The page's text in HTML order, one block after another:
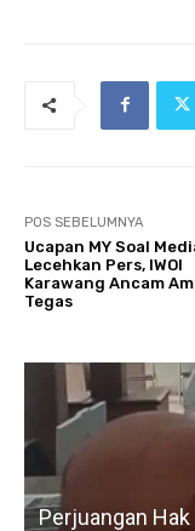
POS SEBELUMNYA
Ucapan MY Soal
Lecehkan Pers, IWOI
Karawang Ancam
Tegas
Kurang